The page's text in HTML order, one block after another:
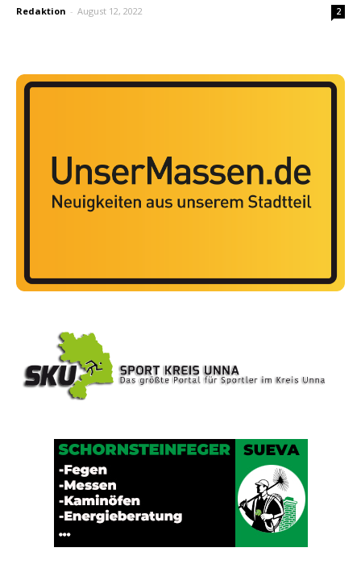
Redaktion - August 12, 2022 2